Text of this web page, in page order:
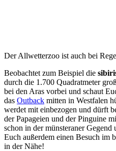
Der Allwetterzoo ist auch bei
Beobachtet zum Beispiel die
durch die 1.700 Quadratmeter
bei den Aras vorbei und schaut
das Outback mitten in Westfalen
werdet mit einbezogen und dürft
der Papageien und der Pinguine
schon in der münsteraner
Euch außerdem einen Besuch im
in der Nähe!